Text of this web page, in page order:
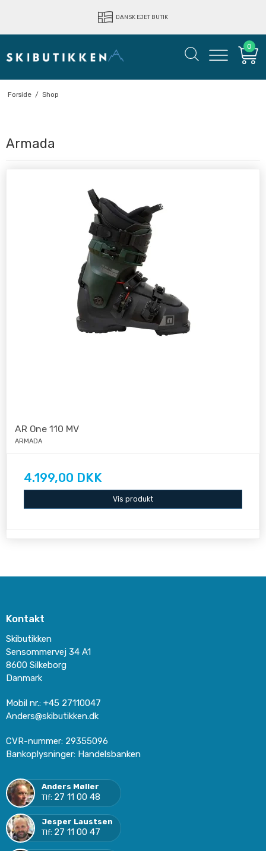
DANSK EJET BUTIK
0
Forside / Shop
Armada
AR One 110 MV
ARMADA
4.199,00 DKK
Vis produkt
Kontakt
Skibutikken
Sensommervej 34 A1
8600 Silkeborg
Danmark
Mobil nr.: +45 27110047
Anders@skibutikken.dk
CVR-nummer: 29355096
Bankoplysninger: Handelsbanken
Anders Møller
Tlf: 27 11 00 48
Jesper Laustsen
Tlf: 27 11 00 47